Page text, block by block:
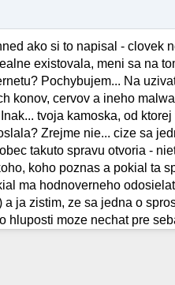
ako si to napisal - clovek
existovala, meni sa na
Pochybujem... Na
konov, cervov a ineho
tvoja kamoska, od
Zrejme nie... cize sa
takuto spravu otvoria -
koho poznas a pokial ta
ma hodnoverneho
ja zistim, ze sa jedna o
hluposti moze nechat pre